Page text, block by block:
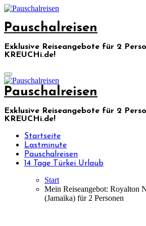
Skip
content
Pauschalreisen
Exklusive Reiseangebote für 2
KREUCHi.de!
Pauschalreisen
Exklusive Reiseangebote für 2
KREUCHi.de!
Startseite
Lastminute
Pauschalreisen
14 Tage Türkei Urlaub
Start
Mein Reiseangebot: Royalton
(Jamaika) für 2 Personen